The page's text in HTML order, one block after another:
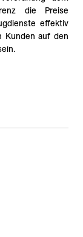
die Preise
effektiv
Kunden auf den